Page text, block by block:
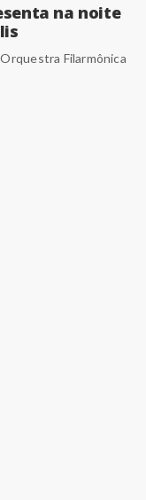
na noite
Filarmônica